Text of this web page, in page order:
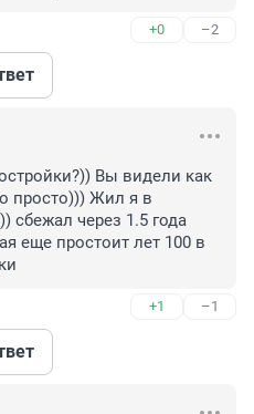
+0 –2
Вы видели как
просто))) Жил я в
сбежал через 1.5 года
еще простоит лет 100 в
+1 –1